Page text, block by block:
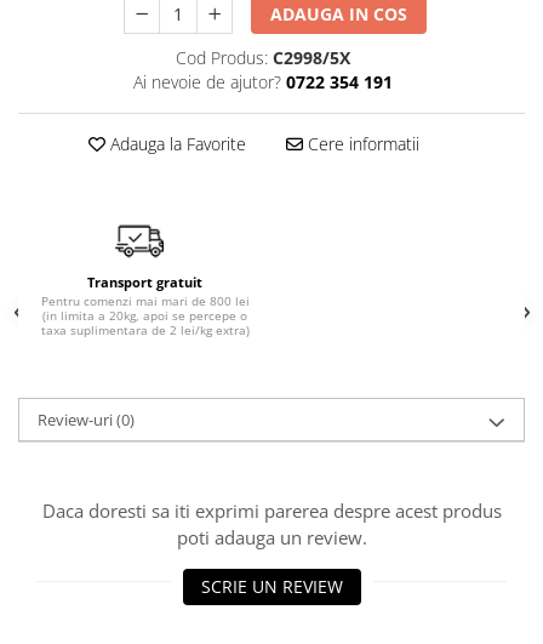
ADAUGA IN COS
Cod Produs: C2998/5X
Ai nevoie de ajutor? 0722 354 191
Adauga la Favorite Cere informatii
Transport gratuit
Pentru comenzi mai mari de 800 lei
(in limita a 20kg, apoi se percepe o
taxa suplimentara de 2 lei/kg extra)
Review-uri(0)
Daca doresti sa iti exprimi parerea despre acest produs
poti adauga un review.
SCRIE UN REVIEW